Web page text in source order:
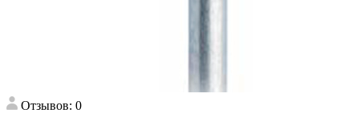
Отзывов: 0